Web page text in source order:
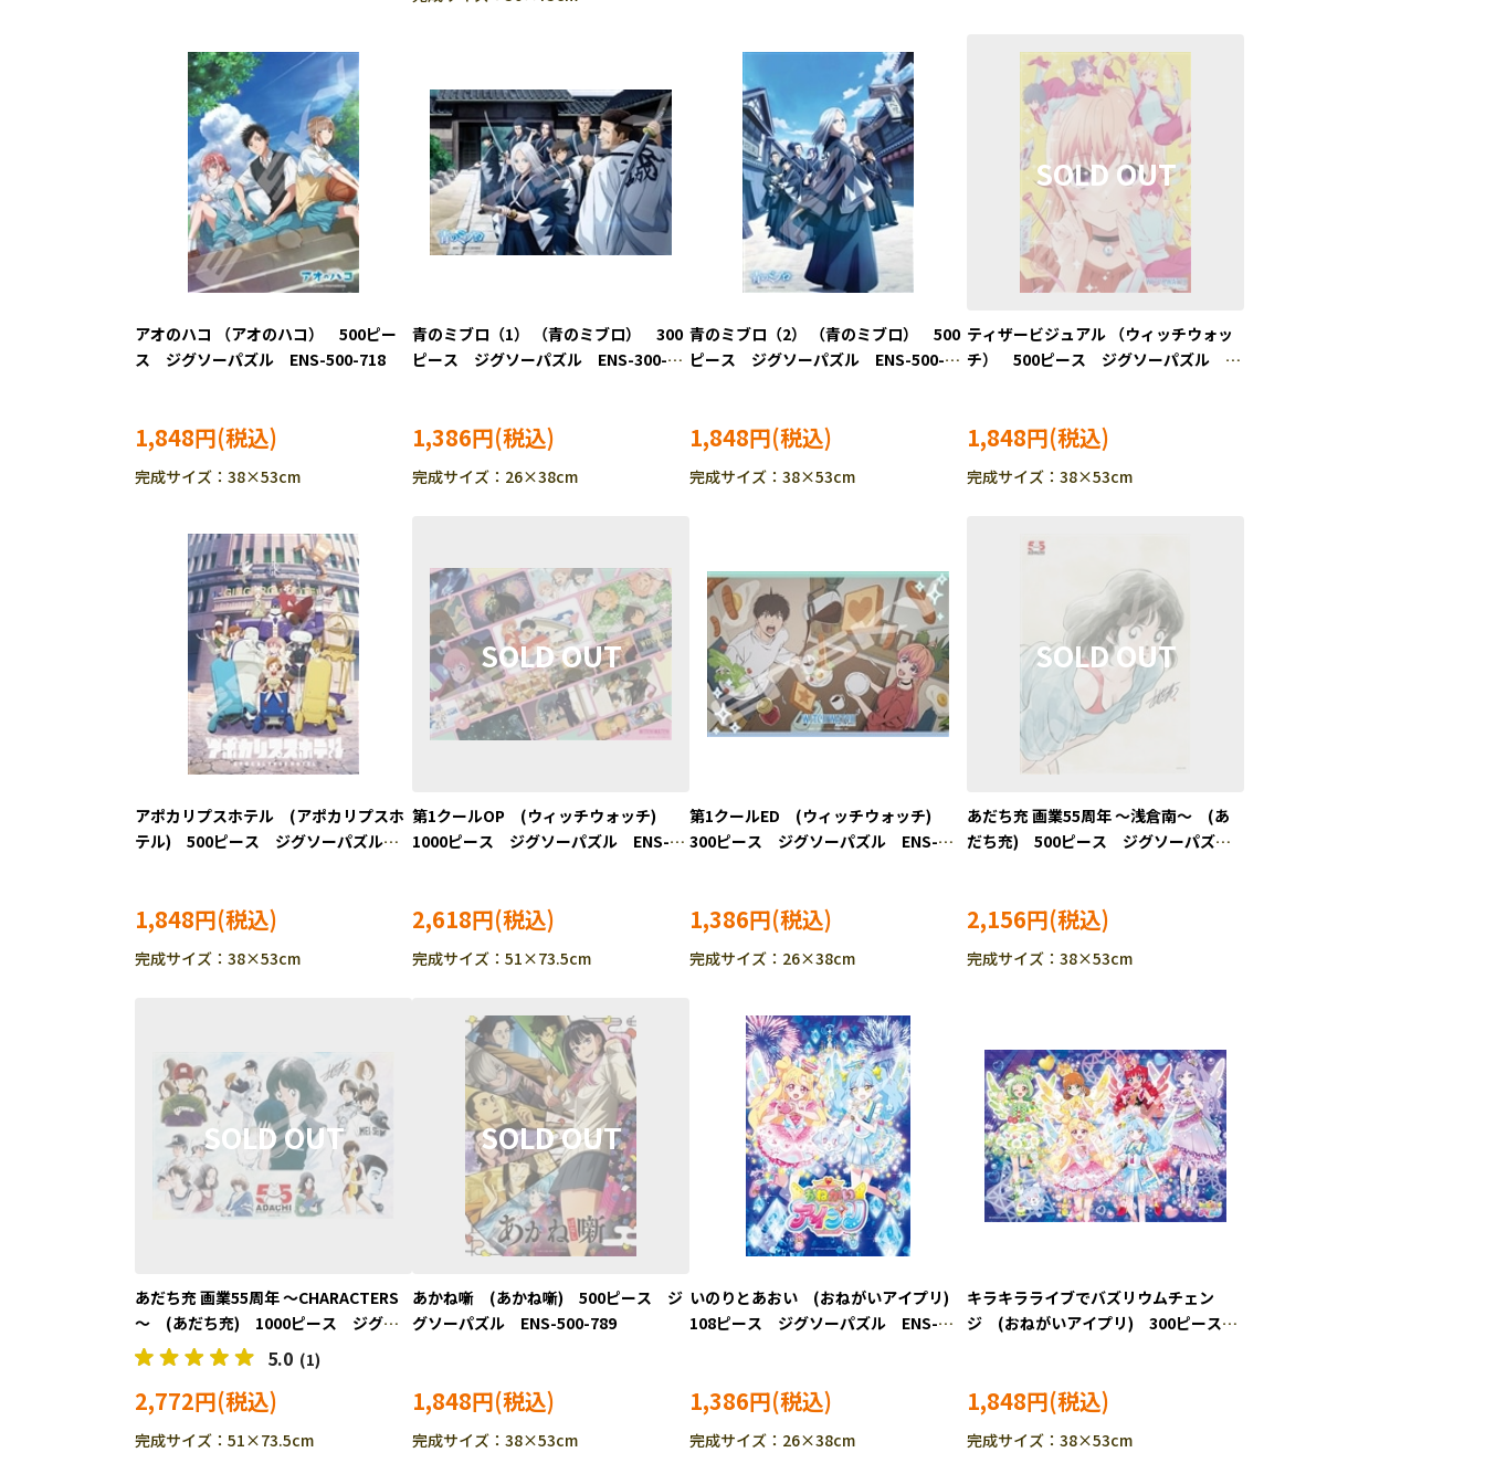
アオのハコ （アオのハコ） 500ピー
ス ジグソーパズル ENS-500-718
1,848円
完成サイズ：38×53cm
青のミブロ（1） （青のミブロ） 300
ピース ジグソーパズル ENS-300-
1,386円
完成サイズ：26×38cm
青のミブロ（2） （青のミブロ） 500
ピース ジグソーパズル ENS-500-
1,848円
完成サイズ：38×53cm
ティザービジュアル （ウィッチウォッ
チ） 500ピース ジグソーパズル
1,848円
完成サイズ：38×53cm
アポカリプスホテル (アポカリプスホ
テル) 500ピース ジグソーパズル
1,848円
完成サイズ：38×53cm
第1クールOP (ウィッチウォッチ)
1000ピース ジグソーパズル ENS-
2,618円
完成サイズ：51×73.5cm
第1クールED (ウィッチウォッチ)
300ピース ジグソーパズル ENS-
1,386円
完成サイズ：26×38cm
あだち充 画業55周年 ～浅倉南～ (あ
だち充) 500ピース ジグソーパズ
2,156円
完成サイズ：38×53cm
あだち充 画業55周年 ～CHARACTERS
～ (あだち充) 1000ピース ジグソ
ーパズル ENS-1000T-550
5.0 (1)
2,772円
完成サイズ：51×73.5cm
あかね噺 (あかね噺) 500ピース ジ
グソーパズル ENS-500-789
1,848円
完成サイズ：38×53cm
いのりとあおい (おねがいアイプリ)
108ピース ジグソーパズル ENS-
1,386円
完成サイズ：26×38cm
キラキラライブでバズリウムチェン
ジ (おねがいアイプリ) 300ピース
1,848円
完成サイズ：38×53cm